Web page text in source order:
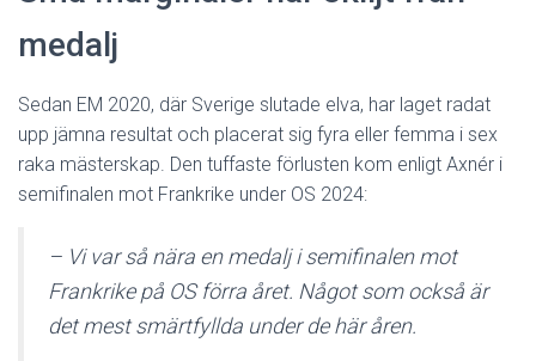
medalj
Sedan EM 2020, där Sverige slutade elva, har laget radat
upp jämna resultat och placerat sig fyra eller femma i sex
raka mästerskap. Den tuffaste förlusten kom enligt Axnér i
semifinalen mot Frankrike under OS 2024:
– Vi var så nära en medalj i semifinalen mot
Frankrike på OS förra året. Något som också är
det mest smärtfyllda under de här åren.